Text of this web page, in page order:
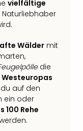
vielfältige
Wälder mit
die
auf den
ein oder
100 Rehe